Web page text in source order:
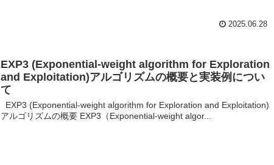
2025.06.28
EXP3 (Exponential-weight algorithm for Exploration
and Exploitation)アルゴリズムの概要と実装例につい
て
EXP3 (Exponential-weight algorithm for Exploration and Exploitation)
アルゴリズムの概要 EXP3（Exponential-weight algor...